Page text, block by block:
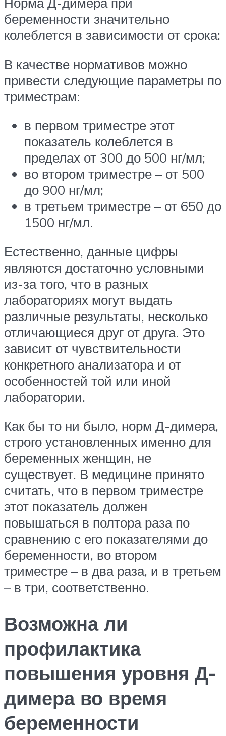
беременности значительно
колеблется в зависимости от срока:
В качестве нормативов можно
привести следующие параметры по
триместрам:
в первом триместре этот
показатель колеблется в
пределах от 300 до 500 нг/мл;
во втором триместре – от 500
до 900 нг/мл;
в третьем триместре – от 650 до
1500 нг/мл.
Естественно, данные цифры
являются достаточно условными
из-за того, что в разных
лабораториях могут выдать
различные результаты, несколько
отличающиеся друг от друга. Это
зависит от чувствительности
конкретного анализатора и от
особенностей той или иной
лаборатории.
Как бы то ни было, норм Д-димера,
строго установленных именно для
беременных женщин, не
существует. В медицине принято
считать, что в первом триместре
этот показатель должен
повышаться в полтора раза по
сравнению с его показателями до
беременности, во втором
триместре – в два раза, и в третьем
– в три, соответственно.
Возможна ли
профилактика
повышения уровня Д-
димера во время
беременности